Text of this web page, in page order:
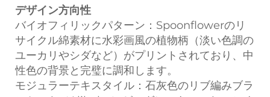
デザイン方向性
バイオフィリックパターン：Spoonflowerのリ
サイクル綿素材に水彩画風の植物柄（淡い色調の
ユーカリやシダなど）がプリントされており、中
性色の背景と完璧に調和します。
モジュラーテキスタイル：石灰色のリブ編みブラ